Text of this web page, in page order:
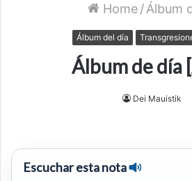
Home / Álbum
Álbum del día
Álbum de día
Dei Mauistik
Escuchar esta nota